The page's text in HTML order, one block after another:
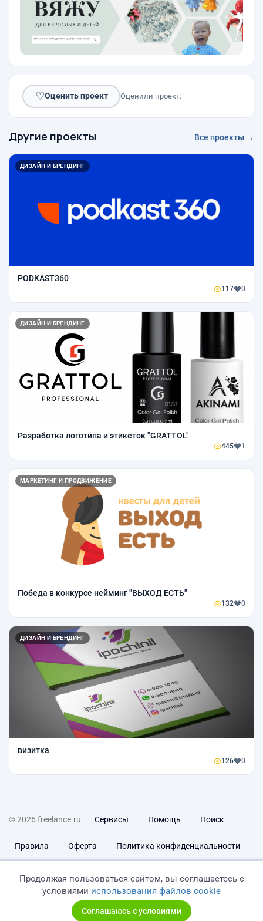
♡Оценить проект Оценили проект:
Другие проекты Все проекты →
ДИЗАЙН И БРЕНДИНГ
PODKAST360
117 0
ДИЗАЙН И БРЕНДИНГ
Разработка логотипа и этикеток "GRATTOL"
445 1
МАРКЕТИНГ И ПРОДВИЖЕНИЕ
Победа в конкурсе нейминг "ВЫХОД ЕСТЬ"
132 0
ДИЗАЙН И БРЕНДИНГ
визитка
126 0
© 2026 freelance.ru Сервисы Помощь Поиск
Правила Оферта Политика конфиденциальности
Продолжая пользоваться сайтом, вы соглашаетесь с
условиями использования файлов cookie
Соглашаюсь с условиями